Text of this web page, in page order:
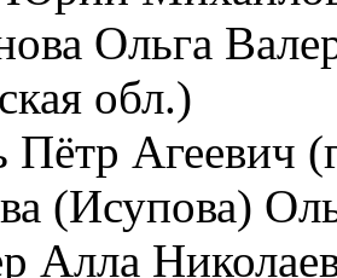
Ольга
обл.)
Пётр Агеевич
(Исупова)
Алла